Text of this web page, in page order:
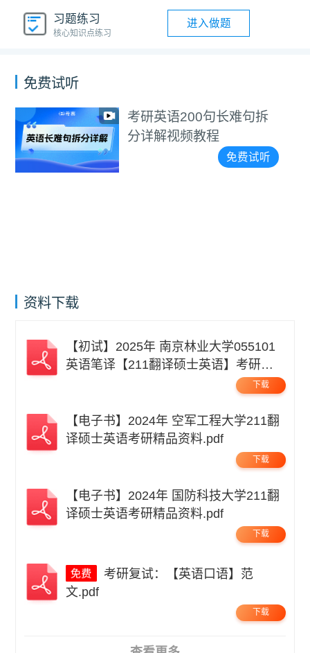
习题练习
核心知识点练习
进入做题
免费试听
考研英语200句长难句拆
分详解视频教程
免费试听
资料下载
【初试】2025年 南京林业大学055101
英语笔译【211翻译硕士英语】考研精
下载
【电子书】2024年 空军工程大学211翻
译硕士英语考研精品资料.pdf
下载
【电子书】2024年 国防科技大学211翻
译硕士英语考研精品资料.pdf
下载
文.pdf
下载